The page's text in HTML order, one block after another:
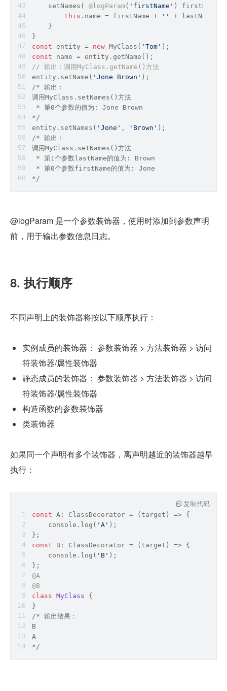
    setNames(
@logParam ( 'firstName' ) firstName:
this .name = firstName + ''
+ lastName;
    }
}
const entity = new MyClass( 'Tom' );
const name = entity.getName();
// 输出：调用MyClass.getName()方法
entity.setName( 'Jone Brown' );
/* 输出：
调用MyClass.setNames()方法
* 第0个参数的值为: Jone Brown
*/
entity.setNames( 'Jone' , 'Brown' );
/* 输出：
调用MyClass.setNames()方法
* 第1个参数lastName的值为: Brown
* 第0个参数firstName的值为: Jone
*/
@logParam 是一个参数装饰器，使用时添加到参数声明
前，用于输出参数信息日志。
8. 执行顺序
不同声明上的装饰器将按以下顺序执行：
实例成员的装饰器： 参数装饰器 > 方法装饰器 > 访问
符装饰器/属性装饰器
静态成员的装饰器： 参数装饰器 > 方法装饰器 > 访问
符装饰器/属性装饰器
构造函数的参数装饰器
类装饰器
如果同一个声明有多个装饰器，离声明越近的装饰器越早
执行：
const A: ClassDecorator = ( target ) => {
    console.
log ( 'A' );
};
const B: ClassDecorator = ( target ) => {
    console.
log ( 'B' );
};
@A
@B
class MyClass
{
}
/* 输出结果：
B
A
*/
复制代码